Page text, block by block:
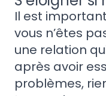
Il est
vous n’êtes
une relation
après avoir
problèmes,